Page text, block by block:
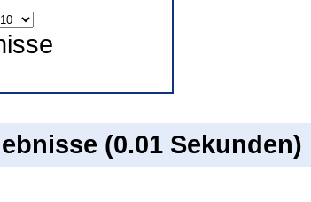
(0.01 Sekunden)